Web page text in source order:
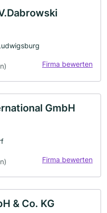
Firma bewerten
GmbH
Firma bewerten
& Co. KG